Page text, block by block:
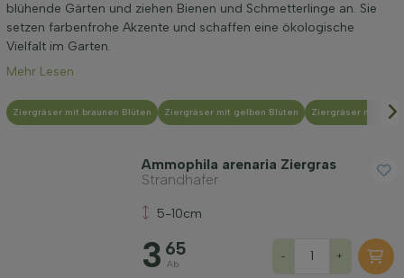
Höhe bei Lieferung (cm)
Maximale Höhe (cm)
blühende Gärten und ziehen Bienen und Schmetterlinge an. Sie
setzen farbenfrohe Akzente und schaffen eine ökologische
Vielfalt im Garten.
Mehr Lesen
Ziergräser mit braunen Blüten Ziergräser mit gelben Blüten Ziergräser mit
Ammophila arenaria Ziergras
Strandhafer
5-10cm
3 65
Ab
- +